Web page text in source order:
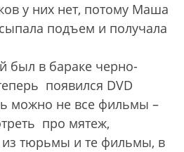
у них нет, потому Маша
подъем и получала
был в бараке черно-
появился DVD
можно не все фильмы –
про мятеж,
тюрьмы и те фильмы, в